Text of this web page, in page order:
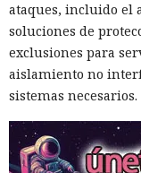
ataques, incluido el
soluciones de
exclusiones para
aislamiento no
sistemas necesarios.